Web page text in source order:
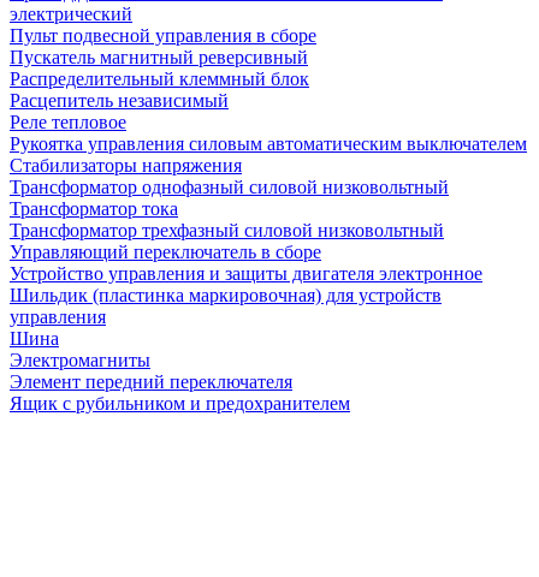
электрический
Пульт подвесной управления в сборе
Пускатель магнитный реверсивный
Распределительный клеммный блок
Расцепитель независимый
Реле тепловое
Рукоятка управления силовым автоматическим выключателем
Стабилизаторы напряжения
Трансформатор однофазный силовой низковольтный
Трансформатор тока
Трансформатор трехфазный силовой низковольтный
Управляющий переключатель в сборе
Устройство управления и защиты двигателя электронное
Шильдик (пластинка маркировочная) для устройств
управления
Шина
Электромагниты
Элемент передний переключателя
Ящик с рубильником и предохранителем